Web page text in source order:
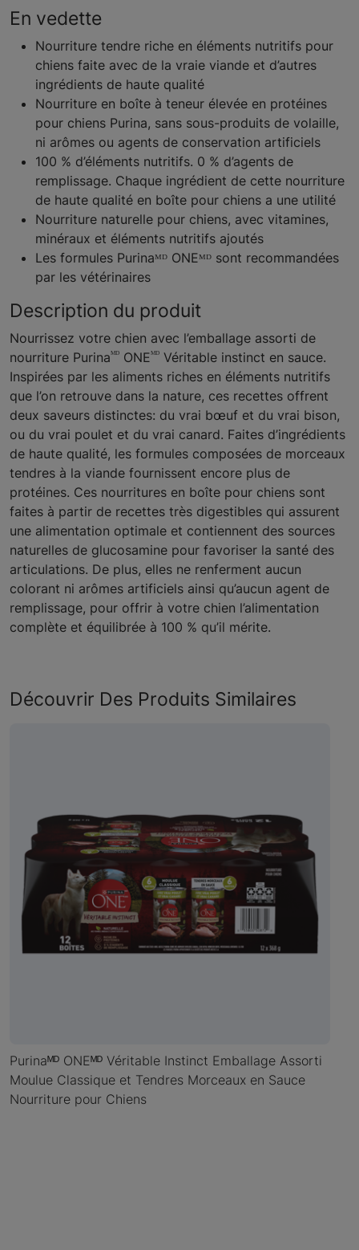
En vedette
Nourriture tendre riche en éléments nutritifs pour
chiens faite avec de la vraie viande et d’autres
ingrédients de haute qualité
Nourriture en boîte à teneur élevée en protéines
pour chiens Purina, sans sous-produits de volaille,
ni arômes ou agents de conservation artificiels
100 % d’éléments nutritifs. 0 % d’agents de
remplissage. Chaque ingrédient de cette nourriture
de haute qualité en boîte pour chiens a une utilité
Nourriture naturelle pour chiens, avec vitamines,
minéraux et éléments nutritifs ajoutés
Les formules Purinaᴹᴰ ONEᴹᴰ sont recommandées
par les vétérinaires
Description du produit
Nourrissez votre chien avec l’emballage assorti de
nourriture Purinaᴹᴰ ONEᴹᴰ Véritable instinct en sauce.
Inspirées par les aliments riches en éléments nutritifs
que l’on retrouve dans la nature, ces recettes offrent
deux saveurs distinctes: du vrai bœuf et du vrai bison,
ou du vrai poulet et du vrai canard. Faites d’ingrédients
de haute qualité, les formules composées de morceaux
tendres à la viande fournissent encore plus de
protéines. Ces nourritures en boîte pour chiens sont
faites à partir de recettes très digestibles qui assurent
une alimentation optimale et contiennent des sources
naturelles de glucosamine pour favoriser la santé des
articulations. De plus, elles ne renferment aucun
colorant ni arômes artificiels ainsi qu’aucun agent de
remplissage, pour offrir à votre chien l’alimentation
complète et équilibrée à 100 % qu’il mérite.
Découvrir Des Produits Similaires
Purinaᴹᴰ ONEᴹᴰ Véritable Instinct Emballage Assorti
Moulue Classique et Tendres Morceaux en Sauce
Nourriture pour Chiens